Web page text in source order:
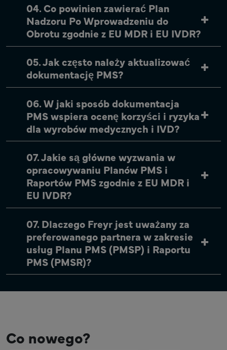
04. Co powinien zawierać Plan
Nadzoru Po Wprowadzeniu do
Obrotu zgodnie z EU MDR i EU IVDR?
05. Jak często należy aktualizować
dokumentację PMS?
06. W jaki sposób dokumentacja
PMS wspiera ocenę korzyści i ryzyka
dla wyrobów medycznych i IVD?
07. Jakie są główne wyzwania w
opracowywaniu Planów PMS i
Raportów PMS zgodnie z EU MDR i
EU IVDR?
07. Dlaczego Freyr jest uważany za
preferowanego partnera w zakresie
usług Planu PMS (PMSP) i Raportu
PMS (PMSR)?
Co nowego?